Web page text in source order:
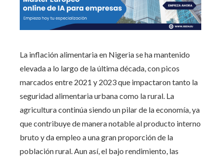
La inflación alimentaria en Nigeria se ha mantenido
elevada a lo largo de la última década, con picos
marcados entre 2021 y 2023 que impactaron tanto la
seguridad alimentaria urbana como la rural. La
agricultura continúa siendo un pilar de la economía, ya
que contribuye de manera notable al producto interno
bruto y da empleo a una gran proporción de la
población rural. Aun así, el bajo rendimiento, las